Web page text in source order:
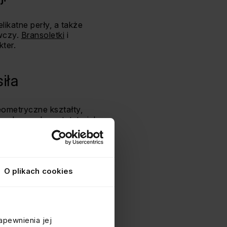
O plikach cookies
jej
perły, a także
Bransoletki i
kształty,
czy hematyt, to ich